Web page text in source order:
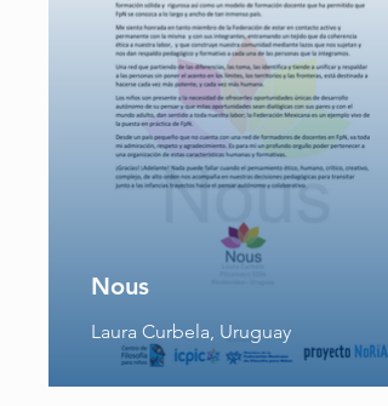
Nous
Laura Curbela, Uruguay